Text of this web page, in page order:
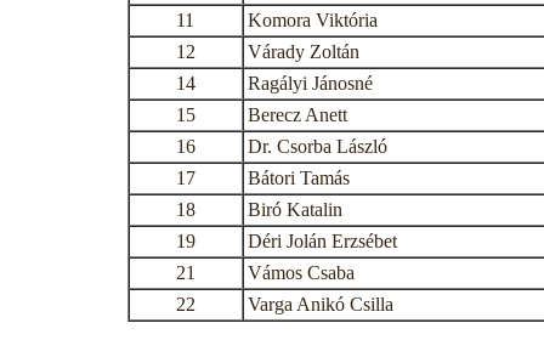
11
Komora Viktória
12
Várady Zoltán
14
Ragályi Jánosné
15
Berecz Anett
16
Dr. Csorba László
17
Bátori Tamás
18
Biró Katalin
19
Déri Jolán Erzsébet
21
Vámos Csaba
22
Varga Anikó Csilla